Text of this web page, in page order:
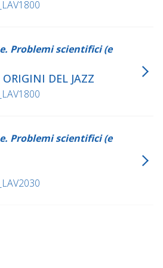
Problemi scientifici (e
ORIGINI DEL JAZZ
Problemi scientifici (e